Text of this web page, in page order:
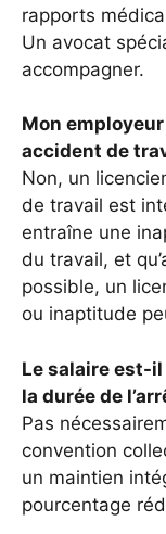
rapports
Un avocat
accompagner.
Mon
accident de
Non, un
de travail est
entraîne une
du travail, et
possible, un
ou inaptitude
Le salaire est-
la durée de
Pas
convention
un maintien
pourcentage